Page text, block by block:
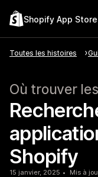
Shopify App Store
Toutes les histoires
Où trouver
Shopify
15 janvier, 2025 Mis à